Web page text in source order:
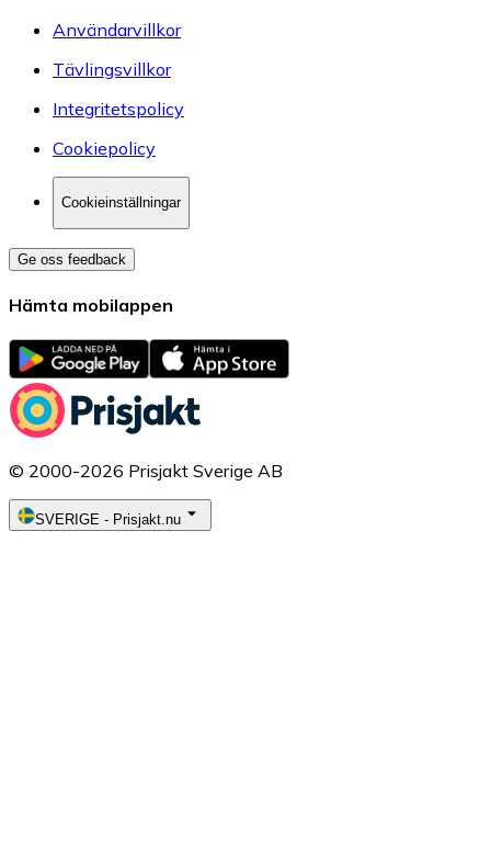
Användarvillkor
Tävlingsvillkor
Integritetspolicy
Cookiepolicy
Cookieinställningar
Ge oss feedback
Hämta mobilappen
© 2000-2026 Prisjakt Sverige AB
SVERIGE - Prisjakt.nu